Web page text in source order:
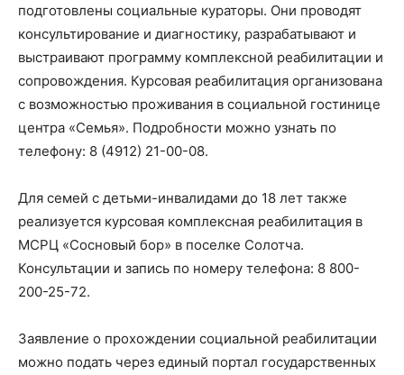
подготовлены социальные кураторы. Они проводят
консультирование и диагностику, разрабатывают и
выстраивают программу комплексной реабилитации и
сопровождения. Курсовая реабилитация организована
с возможностью проживания в социальной гостинице
центра «Семья». Подробности можно узнать по
телефону: 8 (4912) 21-00-08.
Для семей с детьми-инвалидами до 18 лет также
реализуется курсовая комплексная реабилитация в
МСРЦ «Сосновый бор» в поселке Солотча.
Консультации и запись по номеру телефона: 8 800-
200-25-72.
Заявление о прохождении социальной реабилитации
можно подать через единый портал государственных